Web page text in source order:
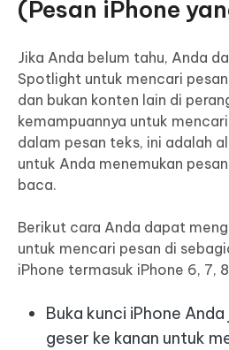
(Pesan iPhone
Jika Anda belum tahu, Anda
Spotlight untuk mencari
dan bukan konten lain di
kemampuannya untuk
dalam pesan teks, ini adalah
untuk Anda menemukan
baca.
Berikut cara Anda dapat
untuk mencari pesan di
iPhone termasuk iPhone 6, 7,
Buka kunci iPhone
geser ke kanan untuk